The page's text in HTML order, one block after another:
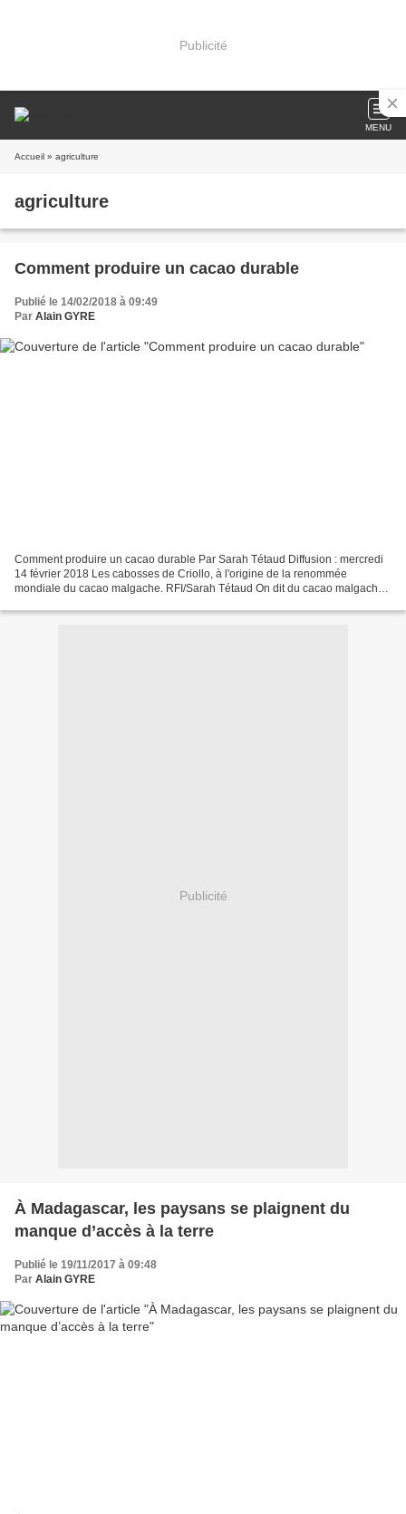
Publicité
MENU
Accueil » agriculture
agriculture
Comment produire un cacao durable
Publié le 14/02/2018 à 09:49
Par Alain GYRE
Comment produire un cacao durable Par Sarah Tétaud Diffusion : mercredi
14 février 2018 Les cabosses de Criollo, à l'origine de la renommée
mondiale du cacao malgache. RFI/Sarah Tétaud On dit du cacao malgache
Publicité
À Madagascar, les paysans se plaignent du
manque d’accès à la terre
Publié le 19/11/2017 à 09:48
Par Alain GYRE